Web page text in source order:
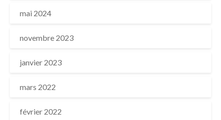
mai 2024
novembre 2023
janvier 2023
mars 2022
février 2022